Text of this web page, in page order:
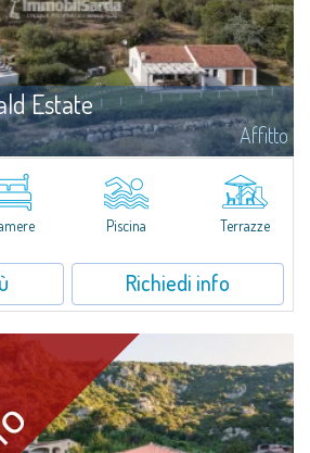
Estate
Affitto
colline di Cugnana, a pochi minuti da Porto
della Costa Smeralda, proponiamo in...
Piscina Terrazze
Richiedi info